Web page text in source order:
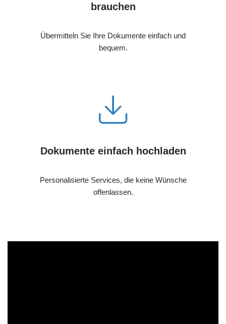
brauchen
Übermitteln Sie Ihre Dokumente einfach und
bequem.
Dokumente einfach hochladen
Personalisierte Services, die keine Wünsche
offenlassen.